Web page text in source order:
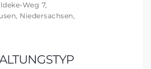
Weg 7,
Niedersachsen,